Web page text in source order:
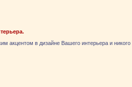
акцентом в дизайне Вашего интерьера и